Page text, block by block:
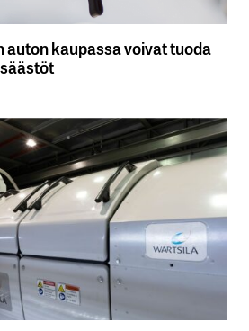
kaupassa voivat tuoda